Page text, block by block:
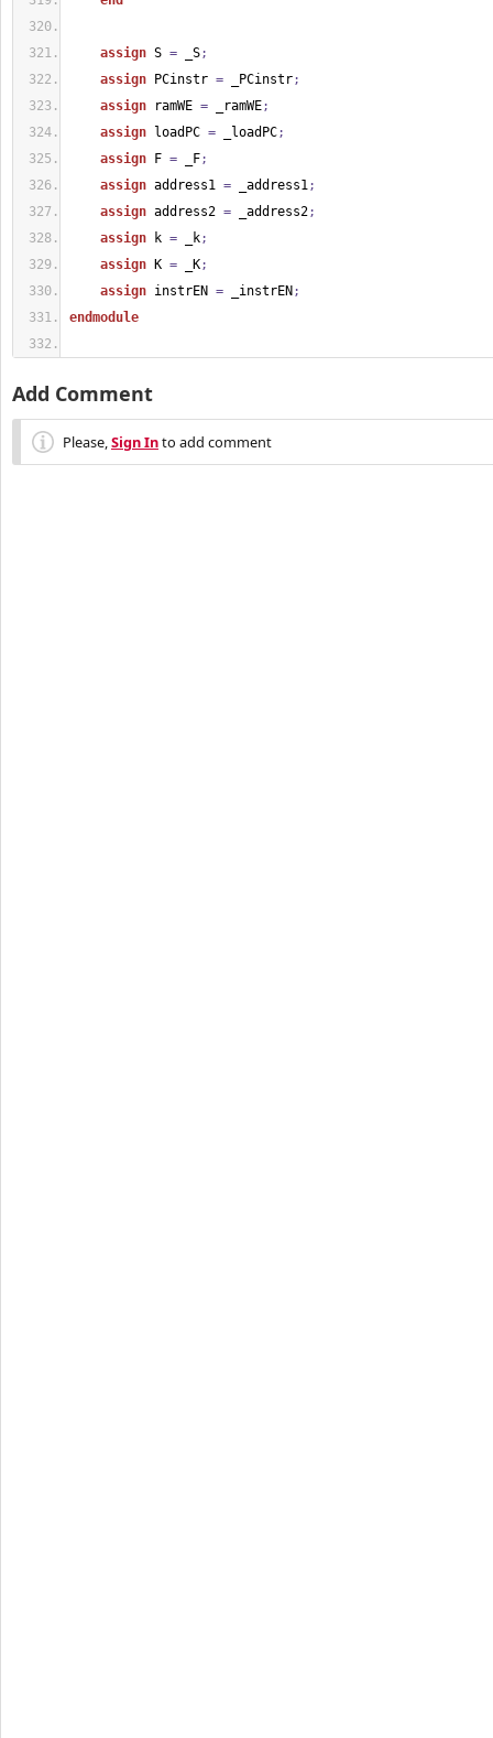
assign S = _S;
assign PCinstr = _PCinstr;
assign ramWE = _ramWE;
assign loadPC = _loadPC;
assign F = _F;
assign address1 = _address1;
assign address2 = _address2;
assign k = _k;
assign K = _K;
assign instrEN = _instrEN ;
endmodule
Add Comment
Please,Sign Into add comment